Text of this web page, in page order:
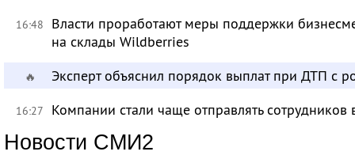
16:48
Власти проработают меры поддержки
на склады Wildberries
🔥 Эксперт объяснил порядок выплат при ДТП с
16:27 Компании стали чаще отправлять сотрудников
Новости СМИ2